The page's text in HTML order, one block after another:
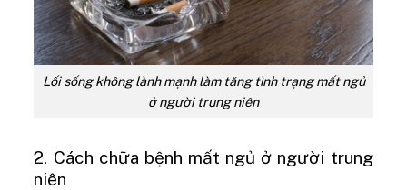
Lối sống không lành mạnh làm tăng tình trạng mất ngủ
ở người trung niên
2. Cách chữa bệnh mất ngủ ở người trung
niên